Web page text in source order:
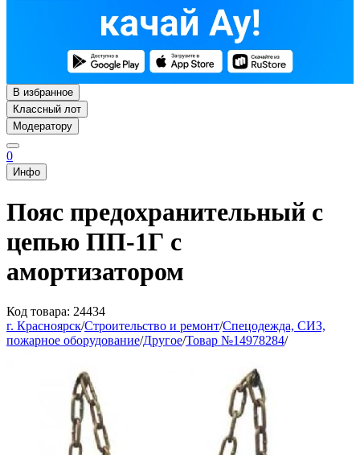
В избранное
Классный лот
Модератору
0
Инфо
Пояс предохранительный с
цепью ПП-1Г с
амортизатором
Код товара: 24434
г. Красноярск/Строительство и ремонт/Спецодежда, СИЗ,
пожарное оборудование/Другое/Товар №14978284/